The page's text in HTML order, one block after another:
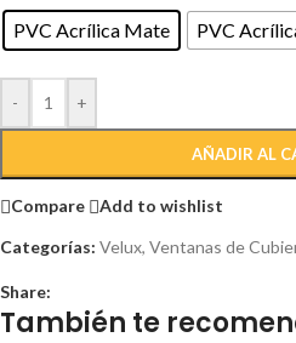
PVC Acrílica Mate
PVC
- +
AÑADIR AL
Compare
Add to wishlist
Categorías: Velux, Ventanas de
Share:
También te